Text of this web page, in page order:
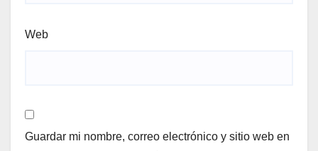
Web
Guardar mi nombre, correo electrónico y sitio web en